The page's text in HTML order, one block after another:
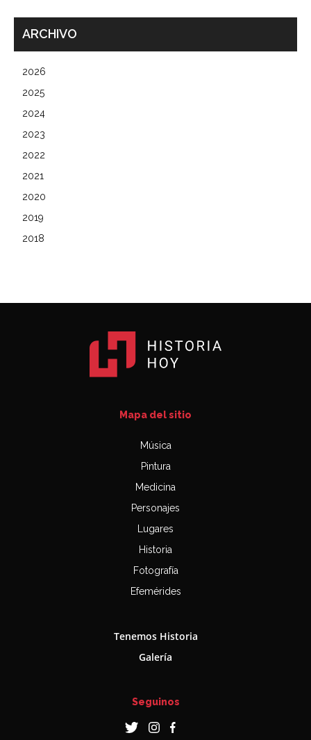
ARCHIVO
2026
2025
2024
2023
2022
2021
2020
2019
2018
Mapa del sitio
Música
Pintura
Medicina
Personajes
Lugares
Historia
Fotografía
Efemérides
Tenemos Historia
Galería
Seguinos